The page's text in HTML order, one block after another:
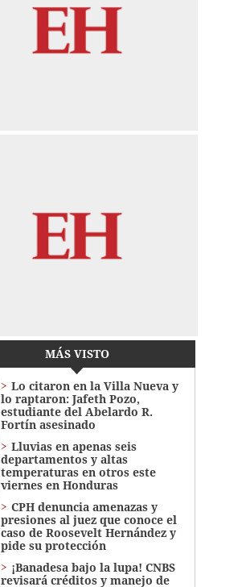
MÁS VISTO
Lo citaron en la Villa Nueva y
lo raptaron: Jafeth Pozo,
estudiante del Abelardo R.
Fortín asesinado
Lluvias en apenas seis
departamentos y altas
temperaturas en otros este
viernes en Honduras
CPH denuncia amenazas y
presiones al juez que conoce el
caso de Roosevelt Hernández y
pide su protección
¡Banadesa bajo la lupa! CNBS
revisará créditos y manejo de